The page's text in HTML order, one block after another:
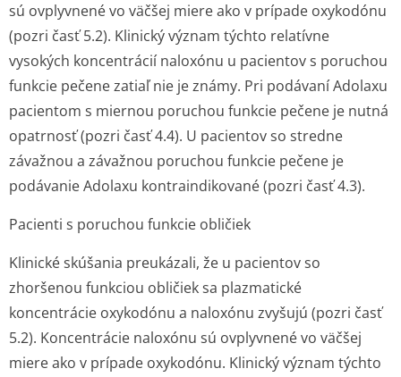
sú ovplyvnené vo väčšej miere ako v prípade oxykodónu
(pozri časť 5.2). Klinický význam týchto relatívne
vysokých koncentrácií naloxónu u pacientov s poruchou
funkcie pečene zatiaľ nie je známy. Pri podávaní Adolaxu
pacientom s miernou poruchou funkcie pečene je nutná
opatrnosť (pozri časť 4.4). U pacientov so stredne
závažnou a závažnou poruchou funkcie pečene je
podávanie Adolaxu kontraindikované (pozri časť 4.3).
Pacienti s poruchou funkcie obličiek
Klinické skúšania preukázali, že u pacientov so
zhoršenou funkciou obličiek sa plazmatické
koncentrácie oxykodónu a naloxónu zvyšujú (pozri časť
5.2). Koncentrácie naloxónu sú ovplyvnené vo väčšej
miere ako v prípade oxykodónu. Klinický význam týchto